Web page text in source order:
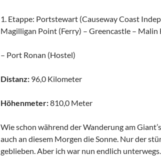
1. Etappe: Portstewart (Causeway Coast
Magilligan Point (Ferry) – Greencastle – Malin
– Port Ronan (Hostel)
Distanz: 96,0 Kilometer
Höhenmeter:810,0 Meter
Wie schon während der Wanderung am
auch an diesem Morgen die Sonne. Nur der
geblieben. Aber ich war nun endlich